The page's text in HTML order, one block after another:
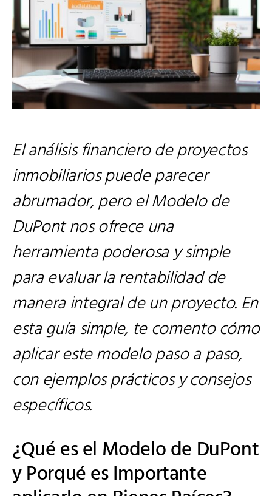
El análisis financiero de proyectos
inmobiliarios puede parecer
abrumador, pero el Modelo de
DuPont nos ofrece una
herramienta poderosa y simple
para evaluar la rentabilidad de
manera integral de un proyecto. En
esta guía simple, te comento cómo
aplicar este modelo paso a paso,
con ejemplos prácticos y consejos
específicos.
¿Qué es el Modelo de DuPont
y Porqué es Importante